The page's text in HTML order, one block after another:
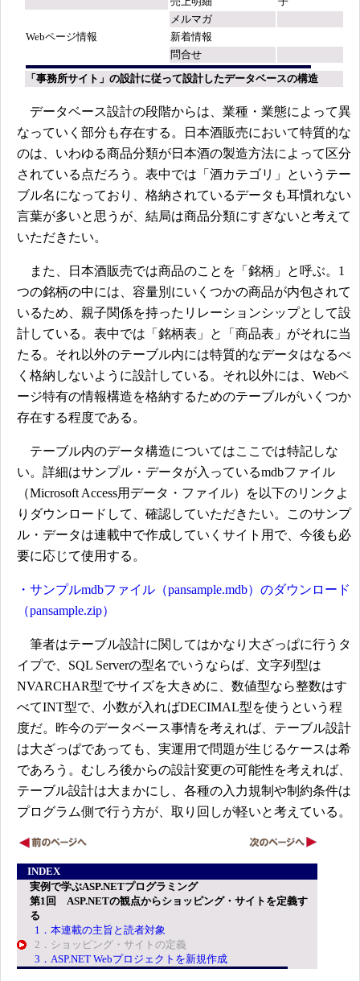
Webページ情報
メルマガ
新着情報
問合せ
「事務所サイト」の設計に従って設計したデータベースの構造
データベース設計の段階からは、業種・業態によって異
なっていく部分も存在する。日本酒販売において特質的な
のは、いわゆる商品分類が日本酒の製造方法によって区分
されている点だろう。表中では「酒カテゴリ」というテー
ブル名になっており、格納されているデータも耳慣れない
言葉が多いと思うが、結局は商品分類にすぎないと考えて
いただきたい。
また、日本酒販売では商品のことを「銘柄」と呼ぶ。1
つの銘柄の中には、容量別にいくつかの商品が内包されて
いるため、親子関係を持ったリレーションシップとして設
計している。表中では「銘柄表」と「商品表」がそれに当
たる。それ以外のテーブル内には特質的なデータはなるべ
く格納しないように設計している。それ以外には、Webペ
ージ特有の情報構造を格納するためのテーブルがいくつか
存在する程度である。
テーブル内のデータ構造についてはここでは特記しな
い。詳細はサンプル・データが入っているmdbファイル
（Microsoft Access用データ・ファイル）を以下のリンクよ
りダウンロードして、確認していただきたい。このサンプ
ル・データは連載中で作成していくサイト用で、今後も必
要に応じて使用する。
・サンプルmdbファイル（pansample.mdb）のダウンロード
（pansample.zip）
筆者はテーブル設計に関してはかなり大ざっぱに行うタ
イプで、SQL Serverの型名でいうならば、文字列型は
NVARCHAR型でサイズを大きめに、数値型なら整数はす
べてINT型で、小数が入ればDECIMAL型を使うという程
度だ。昨今のデータベース事情を考えれば、テーブル設計
は大ざっぱであっても、実運用で問題が生じるケースは希
であろう。むしろ後からの設計変更の可能性を考えれば、
テーブル設計は大まかにし、各種の入力規制や制約条件は
プログラム側で行う方が、取り回しが軽いと考えている。
INDEX
実例で学ぶASP.NETプログラミング
第1回 ASP.NETの観点からショッピング・サイトを定義す
る
1．本連載の主旨と読者対象
2．ショッピング・サイトの定義
3．ASP.NET Webプロジェクトを新規作成